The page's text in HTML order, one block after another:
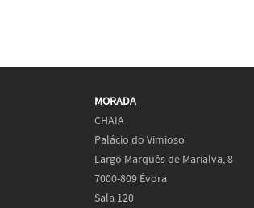
MORADA
CHAIA
Palácio do Vimioso
Largo Marquês de Marialva, 8
7000-809 Évora
Sala 120